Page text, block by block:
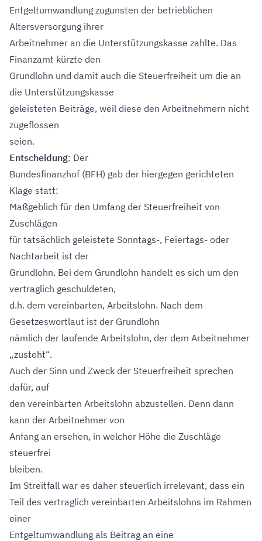
Entgeltumwandlung zugunsten der betrieblichen
Altersversorgung ihrer
Arbeitnehmer an die Unterstützungskasse zahlte. Das
Finanzamt kürzte den
Grundlohn und damit auch die Steuerfreiheit um die an
die Unterstützungskasse
geleisteten Beiträge, weil diese den Arbeitnehmern nicht
zugeflossen
seien.
Entscheidung: Der
Bundesfinanzhof (BFH) gab der hiergegen gerichteten
Klage statt:
Maßgeblich für den Umfang der Steuerfreiheit von
Zuschlägen
für tatsächlich geleistete Sonntags-, Feiertags- oder
Nachtarbeit ist der
Grundlohn. Bei dem Grundlohn handelt es sich um den
vertraglich geschuldeten,
d.h. dem vereinbarten, Arbeitslohn. Nach dem
Gesetzeswortlaut ist der Grundlohn
nämlich der laufende Arbeitslohn, der dem Arbeitnehmer
„zusteht“.
Auch der Sinn und Zweck der Steuerfreiheit sprechen
dafür, auf
den vereinbarten Arbeitslohn abzustellen. Denn dann
kann der Arbeitnehmer von
Anfang an ersehen, in welcher Höhe die Zuschläge
steuerfrei
bleiben.
Im Streitfall war es daher steuerlich irrelevant, dass ein
Teil des vertraglich vereinbarten Arbeitslohns im Rahmen
einer
Entgeltumwandlung als Beitrag an eine